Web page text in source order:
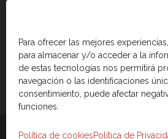
Para ofrecer las mejores
para almacenar y/o acceder a la
de estas tecnologías nos permitirá
navegación o las identificaciones
consentimiento, puede afectar
funciones.
Política de cookiesPolítica de
© 2026 Cámara de